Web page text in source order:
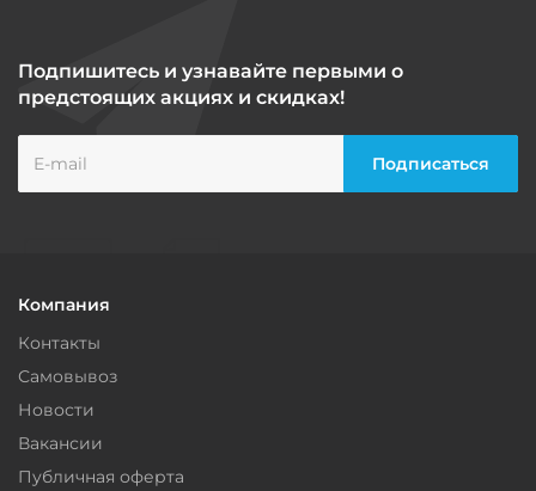
Подпишитесь и узнавайте первыми о
предстоящих акциях и скидках!
Компания
Контакты
Самовывоз
Новости
Вакансии
Публичная оферта